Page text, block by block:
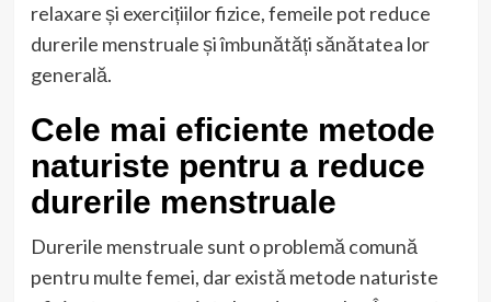
relaxare și exercițiilor fizice, femeile pot reduce
durerile menstruale și îmbunătăți sănătatea lor
generală.
Cele mai eficiente metode
naturiste pentru a reduce
durerile menstruale
Durerile menstruale sunt o problemă comună
pentru multe femei, dar există metode naturiste